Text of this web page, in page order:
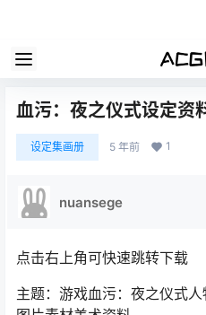
血污：夜之仪式设定资
设定集画册 5 年前 1
nuansege
点击右上角可快速跳转下载
主题：游戏血污：夜之仪式